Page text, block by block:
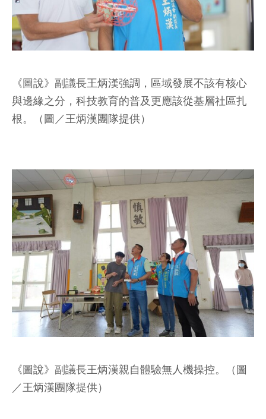
《圖說》副議長王炳漢強調，區域發展不該有核心
與邊緣之分，科技教育的普及更應該從基層社區扎
根。（圖／王炳漢團隊提供）
《圖說》副議長王炳漢親自體驗無人機操控。（圖
／王炳漢團隊提供）